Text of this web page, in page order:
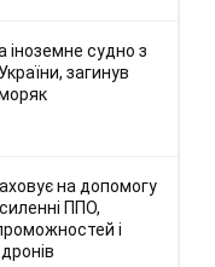
іноземне судно з
загинув
на допомогу
ППО,
і